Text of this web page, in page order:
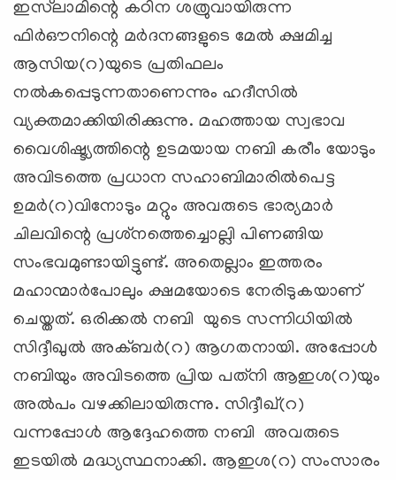
ഇസ്‌ലാമിന്റെ കഠിന ശത്രുവായിരുന്ന
ഫിര്‍ഔനിന്റെ മര്‍ദനങ്ങളുടെ മേല്‍ ക്ഷമിച്ച
ആസിയ(റ)യുടെ പ്രതിഫലം
നല്‍കപ്പെടുന്നതാണെന്നും ഹദീസില്‍
വ്യക്തമാക്കിയിരിക്കുന്നു. മഹത്തായ സ്വഭാവ
വൈശിഷ്ട്യത്തിന്റെ ഉടമയായ നബി കരീം യോടും
അവിടത്തെ പ്രധാന സഹാബിമാരില്‍പെട്ട
ഉമര്‍(റ)വിനോടും മറ്റും അവരുടെ ഭാര്യമാര്‍
ചിലവിന്റെ പ്രശ്‌നത്തെച്ചൊല്ലി പിണങ്ങിയ
സംഭവമുണ്ടായിട്ടുണ്ട്. അതെല്ലാം ഇത്തരം
മഹാന്മാര്‍പോലും ക്ഷമയോടെ നേരിടുകയാണ്
ചെയ്തത്. ഒരിക്കല്‍ നബി യുടെ സന്നിധിയില്‍
സിദ്ദീഖുല്‍ അക്ബര്‍(റ) ആഗതനായി. അപ്പോള്‍
നബിയും അവിടത്തെ പ്രിയ പത്‌നി ആഇശ(റ)യും
അല്‍പം വഴക്കിലായിരുന്നു. സിദ്ദീഖ്(റ)
വന്നപ്പോള്‍ ആദ്ദേഹത്തെ നബി അവരുടെ
ഇടയില്‍ മദ്ധ്യസ്ഥനാക്കി. ആഇശ(റ) സംസാരം